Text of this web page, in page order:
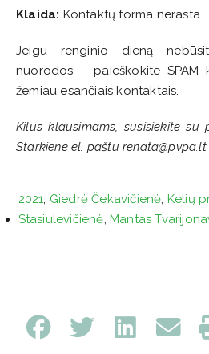
Klaida: Kontaktų forma nerasta.
Jeigu renginio dieną
nuorodos – paieškokite SPAM
žemiau esančiais kontaktais.
Kilus klausimams, susisiekite su
Starkiene el. paštu
2021 Giedrė Čekavičienė Kelių
Stasiulevičienė Mantas